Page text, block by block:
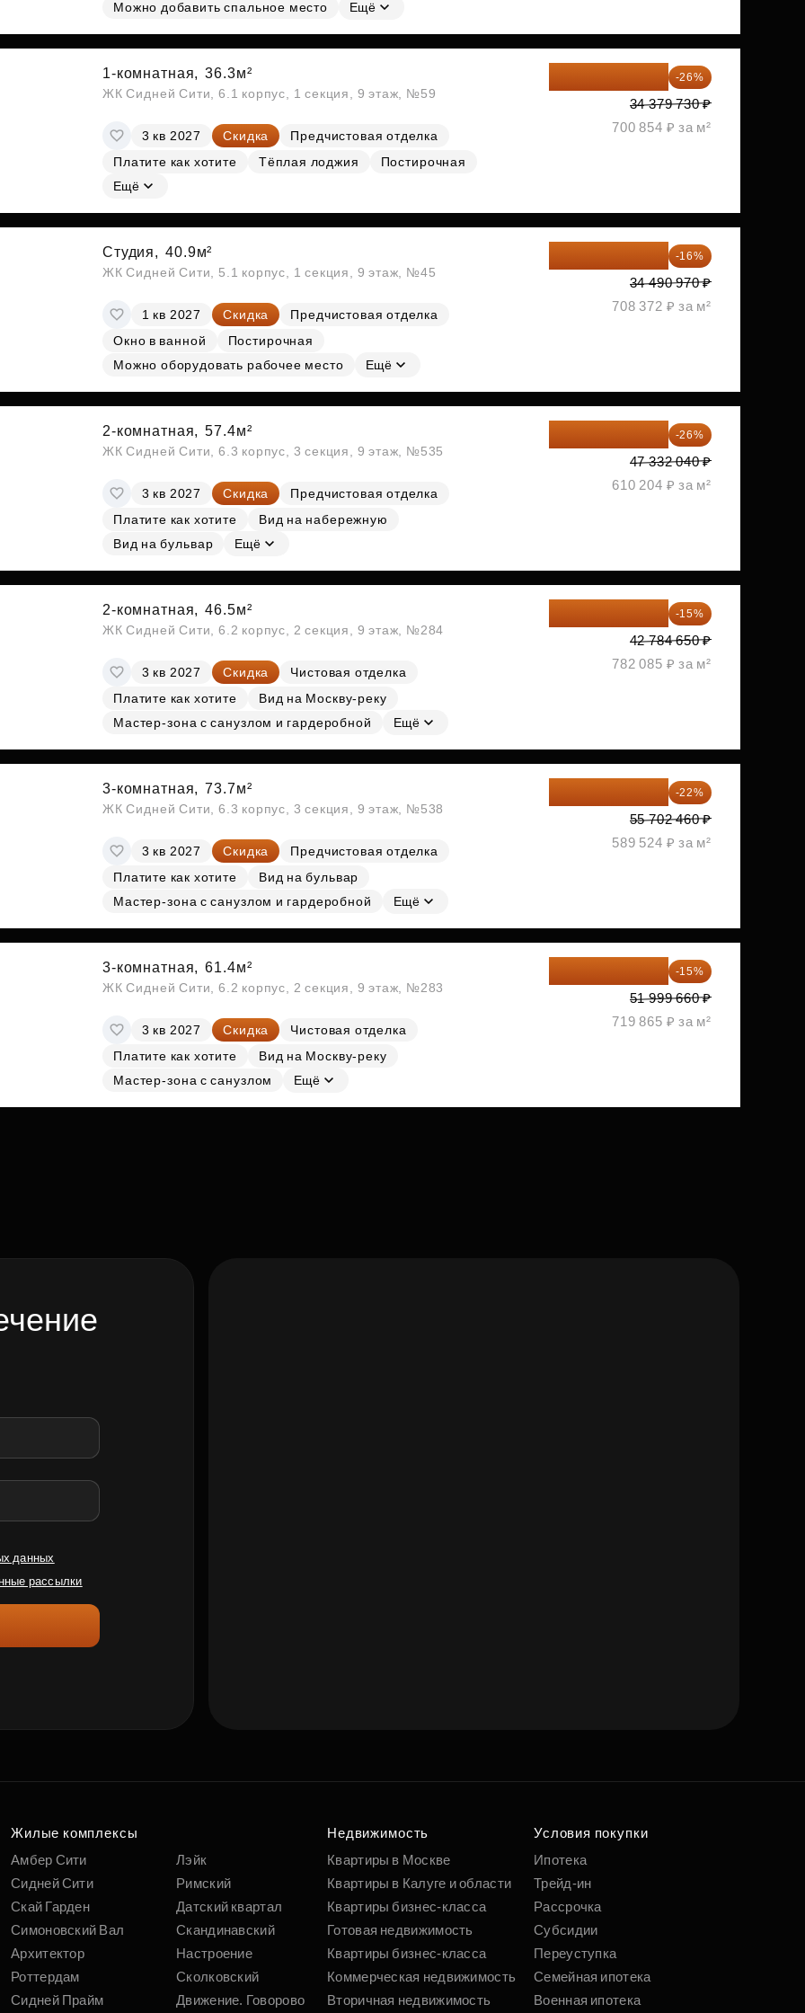
СубсидииМожно добавить спальное место
Ещё
1-комнатная, 36.3м²
ЖК Сидней Сити, 6.1 корпус, 1 секция, 9 этаж, №59
3 кв 2027 Скидка
Предчистовая отделка
Платите как хотите
Тёплая лоджия
Постирочная
Ещё
-26%
34 379 730 ₽
700 854 ₽ за м²
Студия, 40.9м²
ЖК Сидней Сити, 5.1 корпус, 1 секция, 9 этаж, №45
1 кв 2027 Скидка
Предчистовая отделка
Окно в ванной
Постирочная
Можно оборудовать рабочее место
Ещё
-16%
34 490 970 ₽
708 372 ₽ за м²
2-комнатная, 57.4м²
ЖК Сидней Сити, 6.3 корпус, 3 секция, 9 этаж, №535
3 кв 2027 Скидка
Предчистовая отделка
Платите как хотите
Вид на набережную
Вид на бульвар
Ещё
-26%
47 332 040 ₽
610 204 ₽ за м²
2-комнатная, 46.5м²
ЖК Сидней Сити, 6.2 корпус, 2 секция, 9 этаж, №284
3 кв 2027 Скидка
Чистовая отделка
Платите как хотите
Вид на Москву-реку
Мастер-зона с санузлом и гардеробной
Ещё
-15%
42 784 650 ₽
782 085 ₽ за м²
3-комнатная, 73.7м²
ЖК Сидней Сити, 6.3 корпус, 3 секция, 9 этаж, №538
3 кв 2027 Скидка
Предчистовая отделка
Платите как хотите
Вид на бульвар
Мастер-зона с санузлом и гардеробной
Ещё
-22%
55 702 460 ₽
589 524 ₽ за м²
3-комнатная, 61.4м²
ЖК Сидней Сити, 6.2 корпус, 2 секция, 9 этаж, №283
3 кв 2027 Скидка
Чистовая отделка
Платите как хотите
Вид на Москву-реку
Мастер-зона с санузлом
Ещё
-15%
51 999 660 ₽
719 865 ₽ за м²
данных
рассылки
Жилые комплексы
Амбер Сити
Сидней Сити
Скай Гарден
Симоновский Вал
Архитектор
Роттердам
Сидней Прайм
Лэйк
Римский
Датский квартал
Скандинавский
Настроение
Сколковский
Движение. Говорово
Недвижимость
Квартиры в Москве
Квартиры в Калуге и области
Квартиры бизнес-класса
Готовая недвижимость
Квартиры бизнес-класса
Коммерческая недвижимость
Вторичная недвижимость
Условия покупки
Ипотека
Трейд-ин
Рассрочка
Субсидии
Переуступка
Семейная ипотека
Военная ипотека